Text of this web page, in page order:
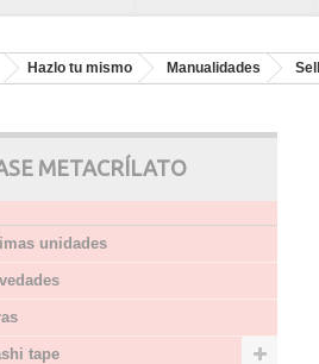
Hazlo tu mismo Manualidades
METACRÍLATO
unidades
tape